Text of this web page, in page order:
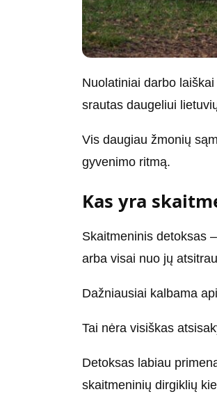
Nuolatiniai darbo
srautas daugeliui
Vis daugiau žmonių
gyvenimo ritmą.
Kas yra
Skaitmeninis detoksas
arba visai nuo jų
Dažniausiai kalbama
Tai nėra visiškas
Detoksas labiau
skaitmeninių dirgiklių